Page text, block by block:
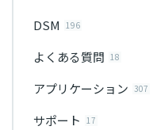
DSM 196
よくある質問 18
アプリケーション 307
サポート 17